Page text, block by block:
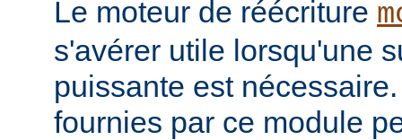
Le moteur de réécriture
s'avérer utile lorsqu'une
puissante est
fournies par ce module